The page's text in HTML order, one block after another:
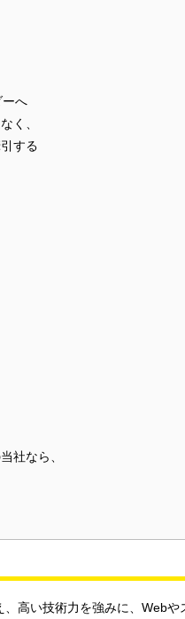
ーへ
く、
する
社なら、
、高い技術力を強みに、Web